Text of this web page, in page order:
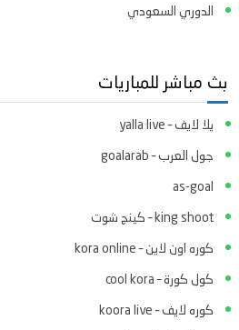
الدوري السعودي
بث مباشر للمباريات
يلا لايف – yalla live
جول العرب – goalarab
as-goal
king shoot – كينج شوت
كوره اون لاين – kora online
كول كورة – cool kora
كوره لايف – koora live